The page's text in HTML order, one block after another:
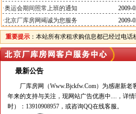
2009-
·奥运会期间照常上班的通知
2009-
·北京厂库房网竭诚为您服务
重要提示 ：本站所有求租求购信息都已经过电话
最新公告
厂库房网（Www.Bjckfw.Com）为感谢新老
年来的支持与关注，现网站广告优惠中....，详
时）：13910908957 ，或咨询QQ在线客服。